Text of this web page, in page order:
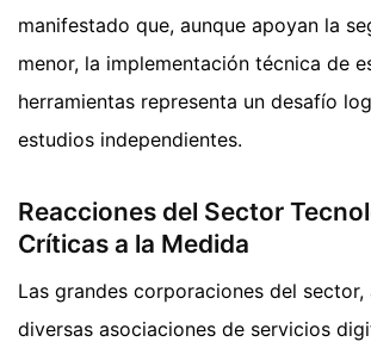
manifestado que, aunque apoyan la
menor, la implementación técnica de
herramientas representa un desafío
estudios independientes.
Reacciones del Sector
Críticas a la Medida
Las grandes corporaciones del sector,
diversas asociaciones de servicios